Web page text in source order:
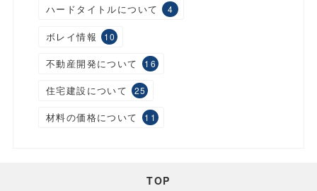
ハードタイトルについて 4
ボレイ情報 10
不動産開発について 16
住宅建設について 25
材料の価格について 11
TOP